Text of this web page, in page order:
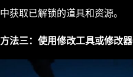
中获取已解锁的道具和资源。
方法三：使用修改工具或修改器